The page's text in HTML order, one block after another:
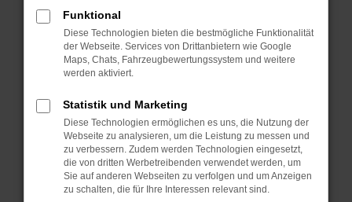
Manche Erweiterungen, wie Werbeblocker,
können das Laden bestimmter Seiten
verhindern. Funktioniert die Seite in einem
anderen Browser oder in einem privaten
Fenster?
Starte dein Gerät neu.
Das kann manchmal helfen, vorübergehende
Probleme zu beheben.
Stelle sicher, dass dein Browser und dein
Betriebssystem auf dem neuesten Stand
sind.
Funktional
Diese Technologien bieten die bestmögliche Funktionalität
der Webseite. Services von Drittanbietern wie Google
Maps, Chats, Fahrzeugbewertungssystem und weitere
werden aktiviert.
Statistik und Marketing
Diese Technologien ermöglichen es uns, die Nutzung der
Webseite zu analysieren, um die Leistung zu messen und
zu verbessern. Zudem werden Technologien eingesetzt,
die von dritten Werbetreibenden verwendet werden, um
Sie auf anderen Webseiten zu verfolgen und um Anzeigen
zu schalten, die für Ihre Interessen relevant sind.